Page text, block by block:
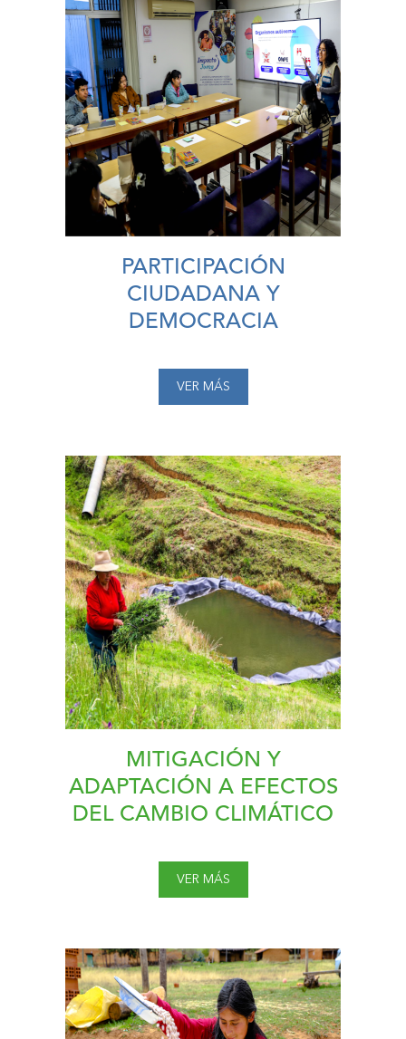
PARTICIPACIÓN
CIUDADANA Y
DEMOCRACIA
VER MÁS
MITIGACIÓN Y
ADAPTACIÓN A EFECTOS
DEL CAMBIO CLIMÁTICO
VER MÁS